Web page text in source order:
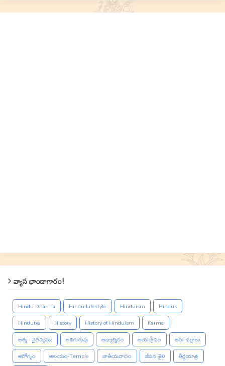
వ్యాస భాండాగారం!
Hindu Dharma Hindu Lifestyle Hinduism
Hindus
Hindutva
History History of Hinduism
Karma
ఆత్మ - చైతన్యము
ఆదిగురువు ఆధ్యాత్మికం ఆయర్వేదం
ఆరు చక్రాలు
ఆరోగ్యం
ఆలయం-Temple జాతీయవాదం జీవన శైలి
తీర్థయాత్ర